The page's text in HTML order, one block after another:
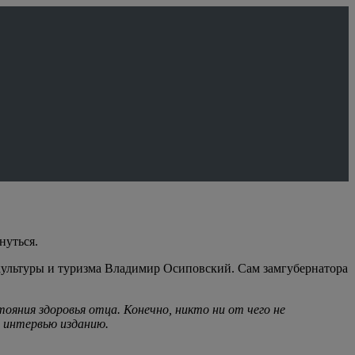
и туризма Владимир Осиповский. Сам замгубернатора
здоровья отца. Конечно, никто ни от чего не
интервью изданию.